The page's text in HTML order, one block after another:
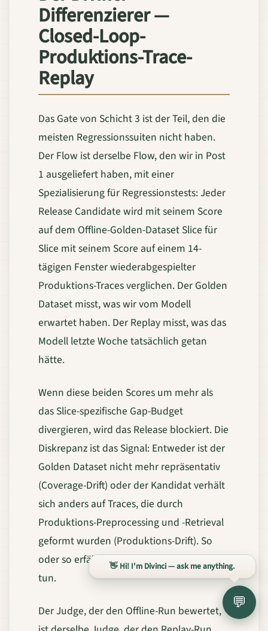
Differenzierer —
Closed-Loop-
Produktions-Trace-
Replay
Das Gate von Schicht 3 ist der Teil, den die
meisten Regressionssuiten nicht haben.
Der Flow ist derselbe Flow, den wir in Post
1 ausgeliefert haben, mit einer
Spezialisierung für Regressionstests: Jeder
Release Candidate wird mit seinem Score
auf dem Offline-Golden-Dataset Slice für
Slice mit seinem Score auf einem 14-
tägigen Fenster wiederabgespielter
Produktions-Traces verglichen. Der Golden
Dataset misst, was wir vom Modell
erwartet haben. Der Replay misst, was das
Modell letzte Woche tatsächlich getan
hätte.
Wenn diese beiden Scores um mehr als
das Slice-spezifische Gap-Budget
divergieren, wird das Release blockiert. Die
Diskrepanz ist das Signal: Entweder ist der
Golden Dataset nicht mehr repräsentativ
(Coverage-Drift) oder der Kandidat verhält
sich anders auf Traces, die durch
Produktions-Preprocessing und -Retrieval
geformt wurden (Produktions-Drift). So
oder so erfährst du es, bevor die Nutzer es
tun.
Der Judge, der den Offline-Run bewertet,
💬
👋 Hi! I'm Divinci — ask me anything.